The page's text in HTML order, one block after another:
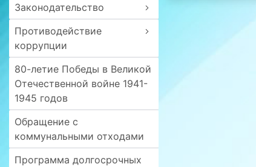
Законодательство
Противодействие
коррупции
80-летие Победы в Великой
Отечественной войне 1941-
1945 годов
Обращение с
коммунальными отходами
Программа долгосрочных